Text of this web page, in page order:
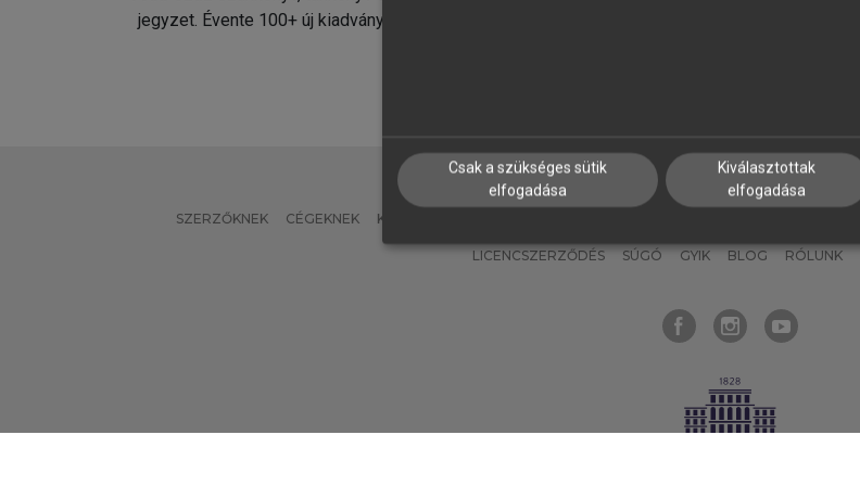
jegyzet. Évente 100+ új kiadvány.
SZERZŐKNEK CÉGEKNEK KÖNYVTÁROSOKNAK
LICENCSZERZŐDÉS SÚGÓ GYIK BLOG RÓLUNK
Csak a szükséges sütik
elfogadása
Kiválasztottak
elfogadása